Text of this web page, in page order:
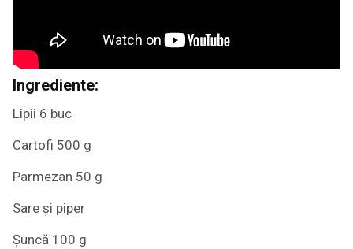
Ingrediente:
Lipii 6 buc
Cartofi 500 g
Parmezan 50 g
Sare și piper
Șuncă 100 g